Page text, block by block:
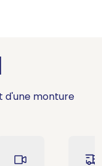
d'une monture